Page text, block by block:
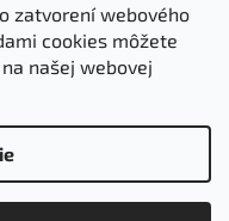
zatvorení webového
cookies môžete
našej webovej
s.r.o.